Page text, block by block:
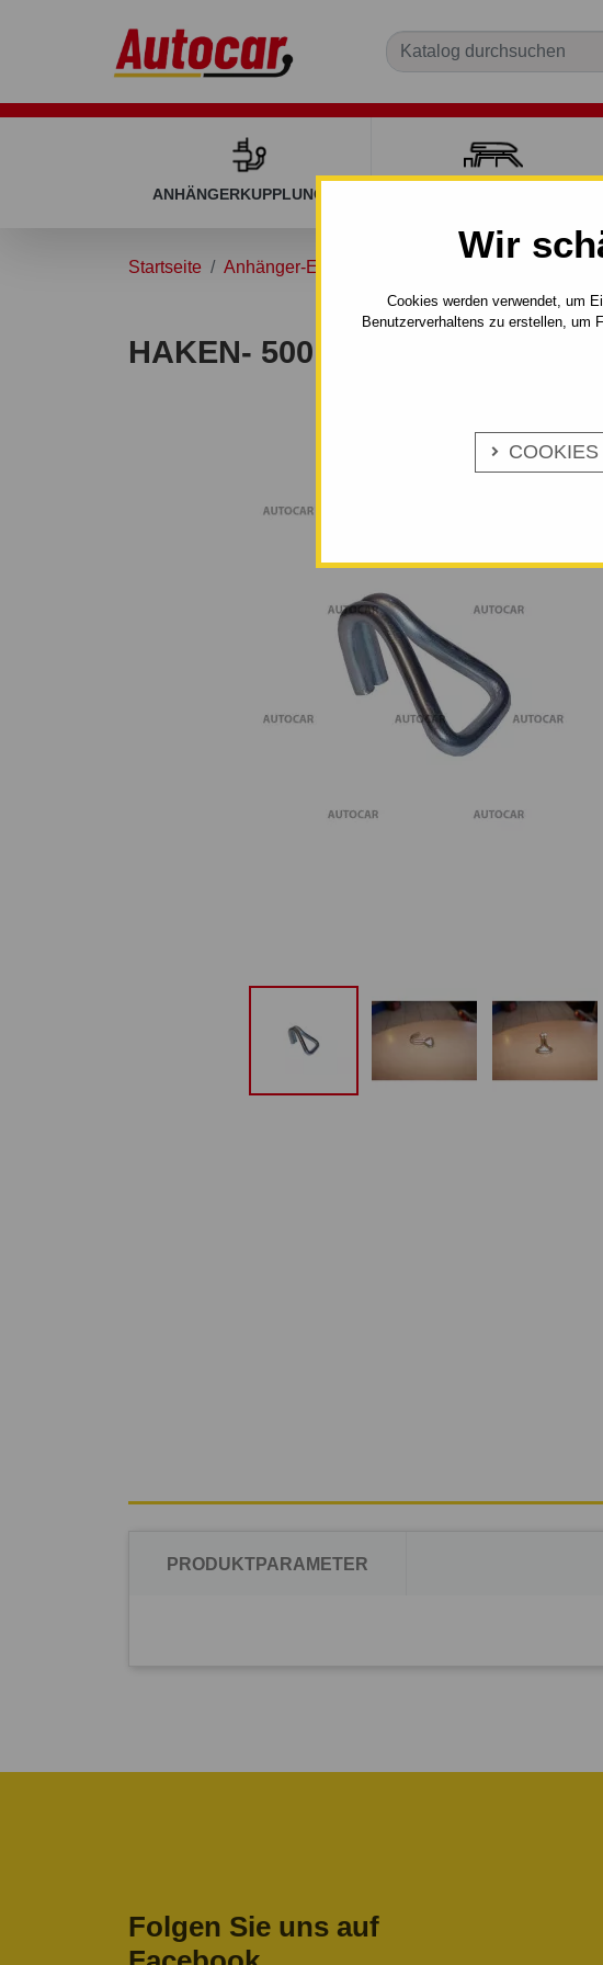
Wir
Cookies werden verwendet, um
Benutzerverhaltens zu erstellen, um

ANHÄNGERKUPPLUNGEN
Startseite Anhänger-Ersatzteile
HAKEN- 500 KG
PRODUKTPARAMETER
Folgen Sie uns auf